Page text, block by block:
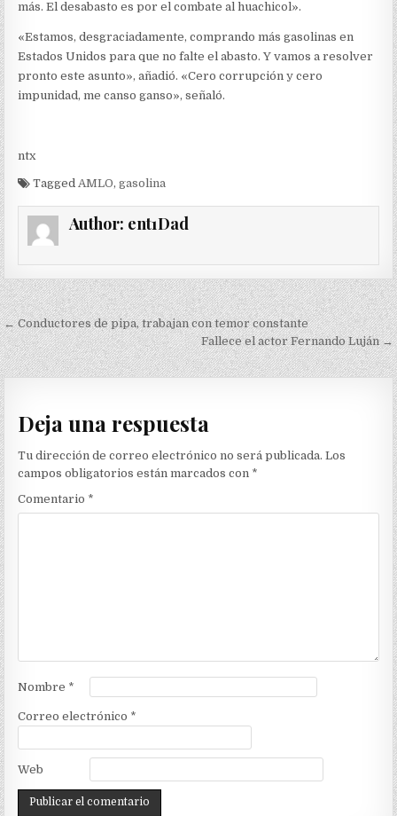
más. El desabasto es por el combate al huachicol».
«Estamos, desgraciadamente, comprando más gasolinas en
Estados Unidos para que no falte el abasto. Y vamos a resolver
pronto este asunto», añadió. «Cero corrupción y cero
impunidad, me canso ganso», señaló.
ntx
Tagged AMLO,gasolina
Author: ent1Dad
Navegación
de
entradas
← Conductores de pipa, trabajan con temor constante
Fallece el actor Fernando Luján →
Deja una respuesta
Tu dirección de correo electrónico no será publicada. Los
campos obligatorios están marcados con *
Comentario *
Nombre *
Correo electrónico *
Web